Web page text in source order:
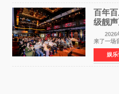
百年
级靓
2026年
来了一场
国励志音
仪式在
齐聚一堂
娱乐